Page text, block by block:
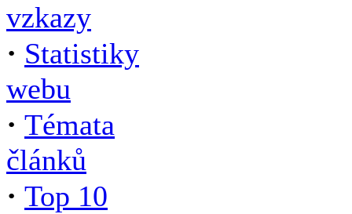
vzkazy
· Statistiky
webu
· Témata
článků
· Top 10